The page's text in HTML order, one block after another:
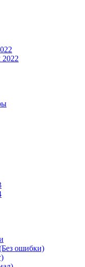
2022
ошибки)